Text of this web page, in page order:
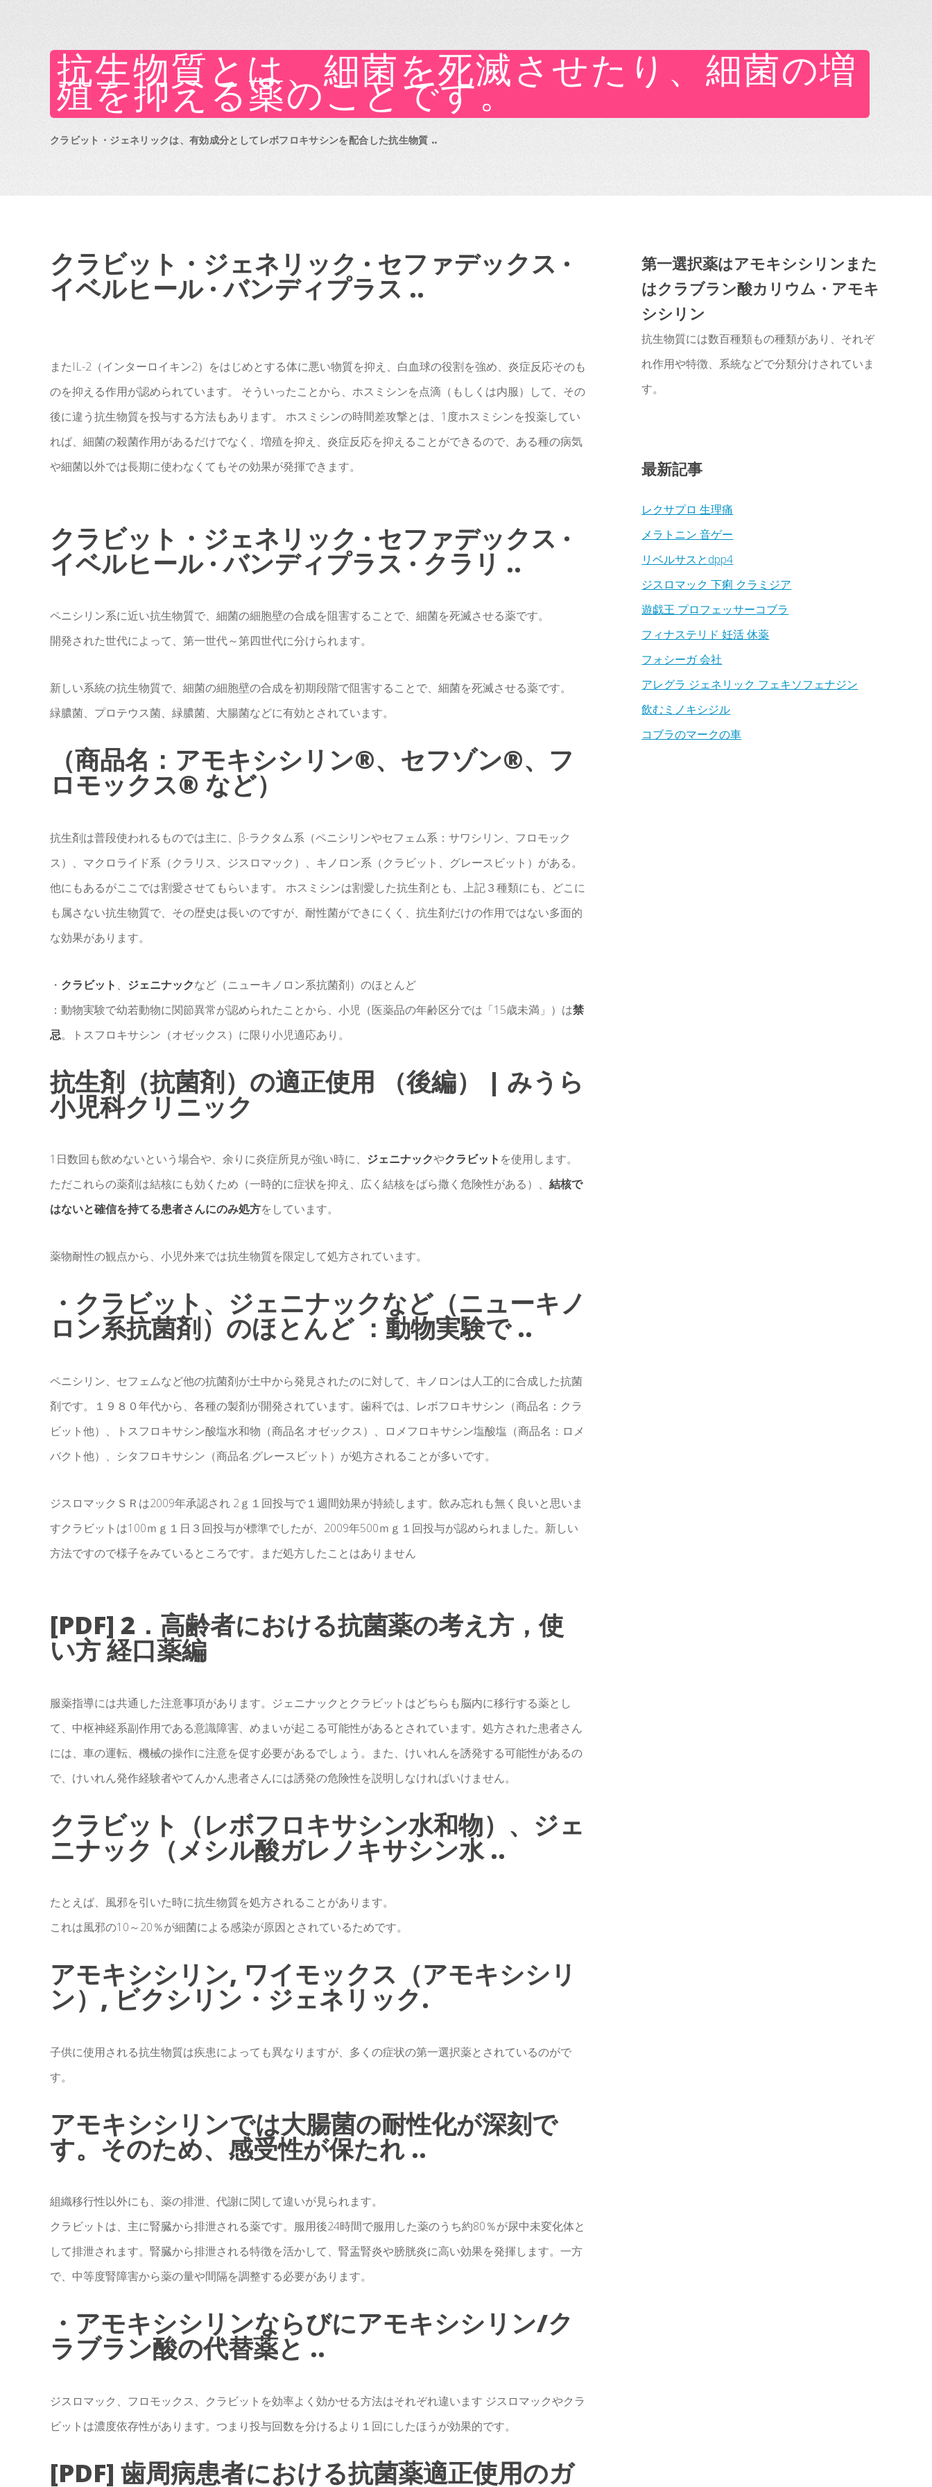
抗生物質とは、細菌を死滅させたり、細菌の増
殖を抑える薬のことです。
クラビット・ジェネリックは、有効成分としてレボフロキサシンを配合した抗生物質 ..
クラビット・ジェネリック · セファデックス ·
イベルヒール · バンディプラス ..
またIL-2（インターロイキン2）をはじめとする体に悪い物質を抑え、白血球の役割を強め、炎症反応そのも
のを抑える作用が認められています。 そういったことから、ホスミシンを点滴（もしくは内服）して、その
後に違う抗生物質を投与する方法もあります。 ホスミシンの時間差攻撃とは、1度ホスミシンを投薬してい
れば、細菌の殺菌作用があるだけでなく、増殖を抑え、炎症反応を抑えることができるので、ある種の病気
や細菌以外では長期に使わなくてもその効果が発揮できます。
クラビット・ジェネリック · セファデックス ·
イベルヒール · バンディプラス · クラリ ..
ペニシリン系に近い抗生物質で、細菌の細胞壁の合成を阻害することで、細菌を死滅させる薬です。
開発された世代によって、第一世代～第四世代に分けられます。
新しい系統の抗生物質で、細菌の細胞壁の合成を初期段階で阻害することで、細菌を死滅させる薬です。
緑膿菌、プロテウス菌、緑膿菌、大腸菌などに有効とされています。
（商品名：アモキシシリン®、セフゾン®、フ
ロモックス® など）
抗生剤は普段使われるものでは主に、β-ラクタム系（ペニシリンやセフェム系：サワシリン、フロモック
ス）、マクロライド系（クラリス、ジスロマック）、キノロン系（クラビット、グレースビット）がある。
他にもあるがここでは割愛させてもらいます。 ホスミシンは割愛した抗生剤とも、上記３種類にも、どこに
も属さない抗生物質で、その歴史は長いのですが、耐性菌ができにくく、抗生剤だけの作用ではない多面的
な効果があります。
・ クラビット 、 ジェニナックなど（ニューキノロン系抗菌剤）のほとんど
：動物実験で幼若動物に関節異常が認められたことから、小児（医薬品の年齢区分では「15歳未満」）は禁
忌。トスフロキサシン（オゼックス）に限り小児適応あり。
抗生剤（抗菌剤）の適正使用 （後編） | みうら
小児科クリニック
1日数回も飲めないという場合や、余りに炎症所見が強い時に、 ジェニナックやクラビット を使用します。
ただこれらの薬剤は結核にも効くため（一時的に症状を抑え、広く結核をばら撒く危険性がある）、 結核で
はないと確信を持てる患者さんにのみ処方をしています。
薬物耐性の観点から、小児外来では抗生物質を限定して処方されています。
・クラビット、ジェニナックなど（ニューキノ
ロン系抗菌剤）のほとんど ：動物実験で ..
ペニシリン、セフェムなど他の抗菌剤が土中から発見されたのに対して、キノロンは人工的に合成した抗菌
剤です。１９８０年代から、各種の製剤が開発されています。歯科では、レボフロキサシン（商品名：クラ
ビット他）、トスフロキサシン酸塩水和物（商品名:オゼックス）、ロメフロキサシン塩酸塩（商品名：ロメ
バクト他）、シタフロキサシン（商品名:グレースビット）が処方されることが多いです。
ジスロマックＳＲは2009年承認され 2ｇ１回投与で１週間効果が持続します。飲み忘れも無く良いと思いま
すクラビットは100ｍｇ１日３回投与が標準でしたが、2009年500ｍｇ１回投与が認められました。新しい
方法ですので様子をみているところです。まだ処方したことはありません
[PDF] 2．高齢者における抗菌薬の考え方，使
い方 経口薬編
服薬指導には共通した注意事項があります。ジェニナックとクラビットはどちらも脳内に移行する薬とし
て、中枢神経系副作用である意識障害、めまいが起こる可能性があるとされています。処方された患者さん
には、車の運転、機械の操作に注意を促す必要があるでしょう。また、けいれんを誘発する可能性があるの
で、けいれん発作経験者やてんかん患者さんには誘発の危険性を説明しなければいけません。
クラビット（レボフロキサシン水和物）、ジェ
ニナック（メシル酸ガレノキサシン水 ..
たとえば、風邪を引いた時に抗生物質を処方されることがあります。
これは風邪の10～20％が細菌による感染が原因とされているためです。
アモキシシリン, ワイモックス（アモキシシリ
ン）, ビクシリン・ジェネリック.
子供に使用される抗生物質は疾患によっても異なりますが、多くの症状の第一選択薬とされているのがで
す。
アモキシシリンでは大腸菌の耐性化が深刻で
す。そのため、感受性が保たれ ..
組織移行性以外にも、薬の排泄、代謝に関して違いが見られます。
クラビットは、主に腎臓から排泄される薬です。服用後24時間で服用した薬のうち約80％が尿中未変化体と
して排泄されます。腎臓から排泄される特徴を活かして、腎盂腎炎や膀胱炎に高い効果を発揮します。一方
で、中等度腎障害から薬の量や間隔を調整する必要があります。
・アモキシシリンならびにアモキシシリン/ク
ラブラン酸の代替薬と ..
ジスロマック、フロモックス、クラビットを効率よく効かせる方法はそれぞれ違います ジスロマックやクラ
ビットは濃度依存性があります。つまり投与回数を分けるより１回にしたほうが効果的です。
[PDF] 歯周病患者における抗菌薬適正使用のガ
第一選択薬はアモキシシリンまた
はクラブラン酸カリウム・アモキ
シシリン
抗生物質には数百種類もの種類があり、それぞ
れ作用や特徴、系統などで分類分けされていま
す。
最新記事
レクサプロ 生理痛
メラトニン 音ゲー
リベルサスとdpp4
ジスロマック 下痢 クラミジア
遊戯王 プロフェッサーコブラ
フィナステリド 妊活 休薬
フォシーガ 会社
アレグラ ジェネリック フェキソフェナジン
飲むミノキシジル
コブラのマークの車